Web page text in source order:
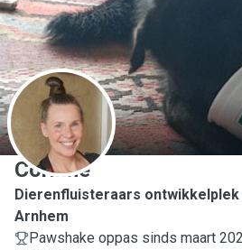
C
Corinne
Dierenfluisteraars ontwikkelplek
Arnhem
Pawshake oppas sinds maart